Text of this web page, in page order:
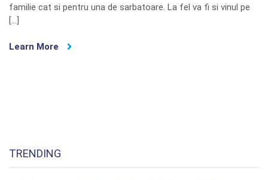
familie cat si pentru una de sarbatoare. La fel va fi si vinul pe
[…]
Learn More
TRENDING